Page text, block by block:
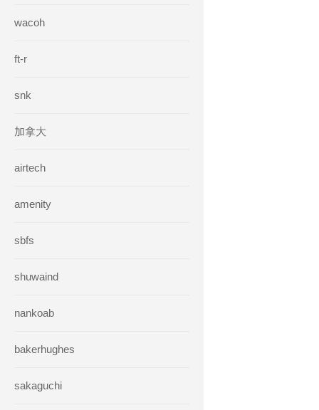
wacoh
ft-r
snk
加拿大
airtech
amenity
sbfs
shuwaind
nankoab
bakerhughes
sakaguchi